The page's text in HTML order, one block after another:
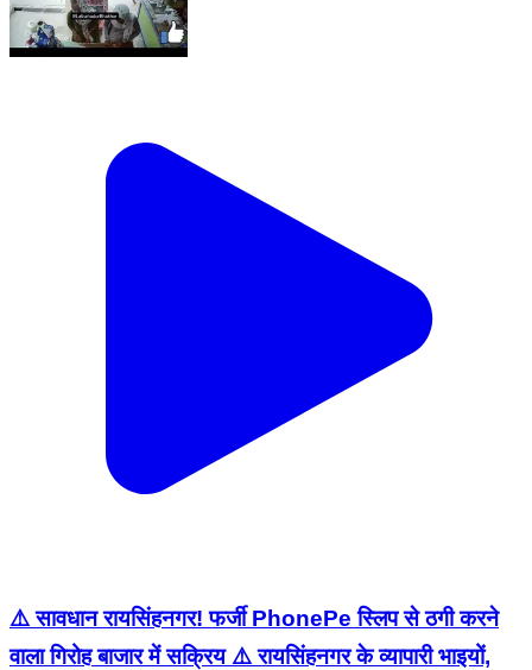
⚠️ सावधान रायसिंहनगर! फर्जी PhonePe स्लिप से ठगी करने
वाला गिरोह बाजार में सक्रिय ⚠️ रायसिंहनगर के व्यापारी भाइयों,